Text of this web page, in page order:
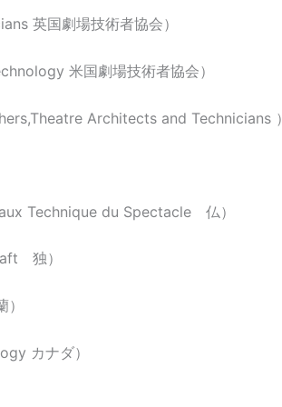
英国劇場技術者協会）
米国劇場技術者協会）
Architects and Technicians ）
Technique du Spectacle 仏）
独）
カナダ）